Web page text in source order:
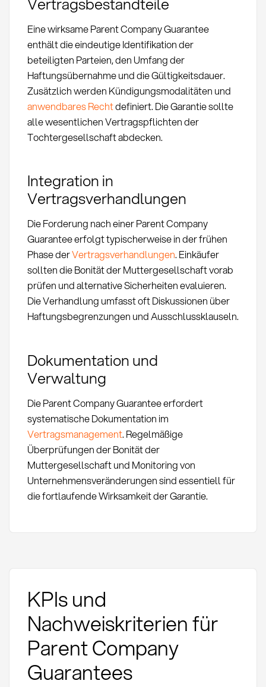
Eine wirksame Parent Company Guarantee
enthält die eindeutige Identifikation der
beteiligten Parteien, den Umfang der
Haftungsübernahme und die Gültigkeitsdauer.
Zusätzlich werden Kündigungsmodalitäten und
anwendbares Rechtdefiniert. Die Garantie sollte
alle wesentlichen Vertragspflichten der
Tochtergesellschaft abdecken.
Integration in
Vertragsverhandlungen
Die Forderung nach einer Parent Company
Guarantee erfolgt typischerweise in der frühen
Phase derVertragsverhandlungen. Einkäufer
sollten die Bonität der Muttergesellschaft vorab
prüfen und alternative Sicherheiten evaluieren.
Die Verhandlung umfasst oft Diskussionen über
Haftungsbegrenzungen und Ausschlussklauseln.
Dokumentation und
Verwaltung
Die Parent Company Guarantee erfordert
systematische Dokumentation im
Vertragsmanagement. Regelmäßige
Überprüfungen der Bonität der
Muttergesellschaft und Monitoring von
Unternehmensveränderungen sind essentiell für
die fortlaufende Wirksamkeit der Garantie.
KPIs und
Nachweiskriterien für
Parent Company
Guarantees